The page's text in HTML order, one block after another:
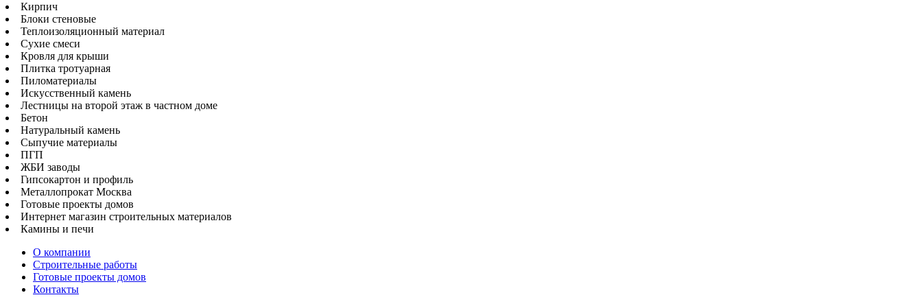
Кирпич
Блоки стеновые
Теплоизоляционный материал
Сухие смеси
Кровля для крыши
Плитка тротуарная
Пиломатериалы
Искусственный камень
Лестницы на второй этаж в частном доме
Бетон
Натуральный камень
Сыпучие материалы
ПГП
ЖБИ заводы
Гипсокартон и профиль
Металлопрокат Москва
Готовые проекты домов
Интернет магазин строительных материалов
Камины и печи
О компании
Строительные работы
Готовые проекты домов
Контакты